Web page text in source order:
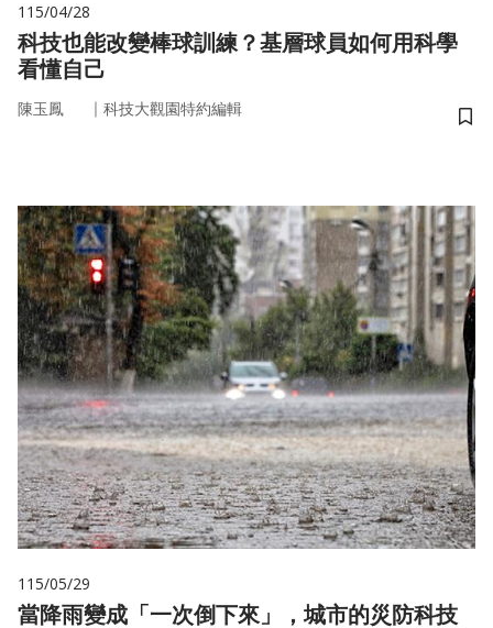
115/04/28
科技也能改變棒球訓練？基層球員如何用科學
看懂自己
陳玉鳳 ｜ 科技大觀園特約編輯
儲
115/05/29
當降雨變成「一次倒下來」，城市的災防科技